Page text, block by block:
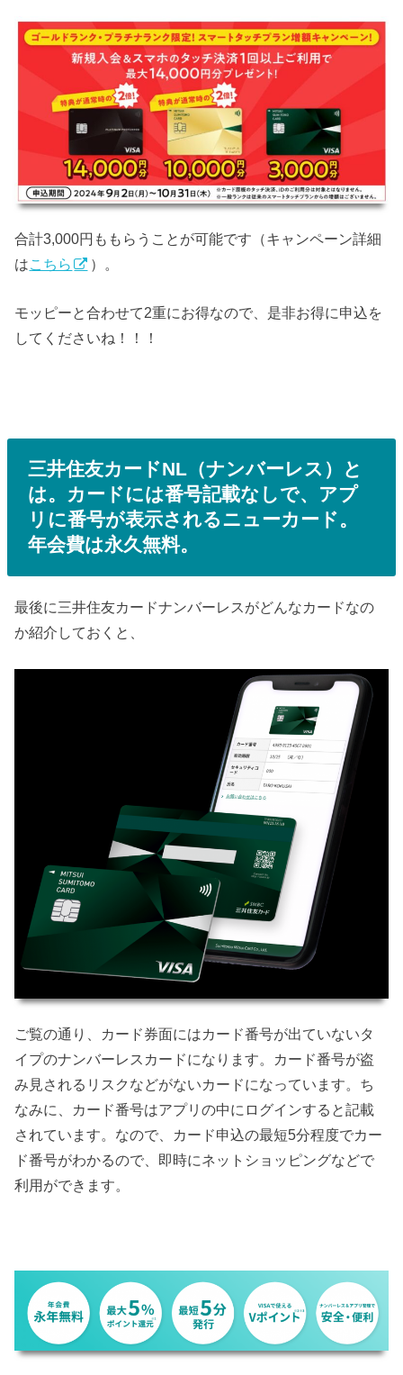
合計3,000円ももらうことが可能です（キャンペーン詳細
は こちら ）。
モッピーと合わせて2重にお得なので、是非お得に申込を
してくださいね！！！
三井住友カードNL（ナンバーレス）と
は。カードには番号記載なしで、アプ
リに番号が表示されるニューカード。
年会費は永久無料。
最後に三井住友カードナンバーレスがどんなカードなの
か紹介しておくと、
ご覧の通り、カード券面にはカード番号が出ていないタ
イプのナンバーレスカードになります。カード番号が盗
み見されるリスクなどがないカードになっています。ち
なみに、カード番号はアプリの中にログインすると記載
されています。なので、カード申込の最短5分程度でカー
ド番号がわかるので、即時にネットショッピングなどで
利用ができます。